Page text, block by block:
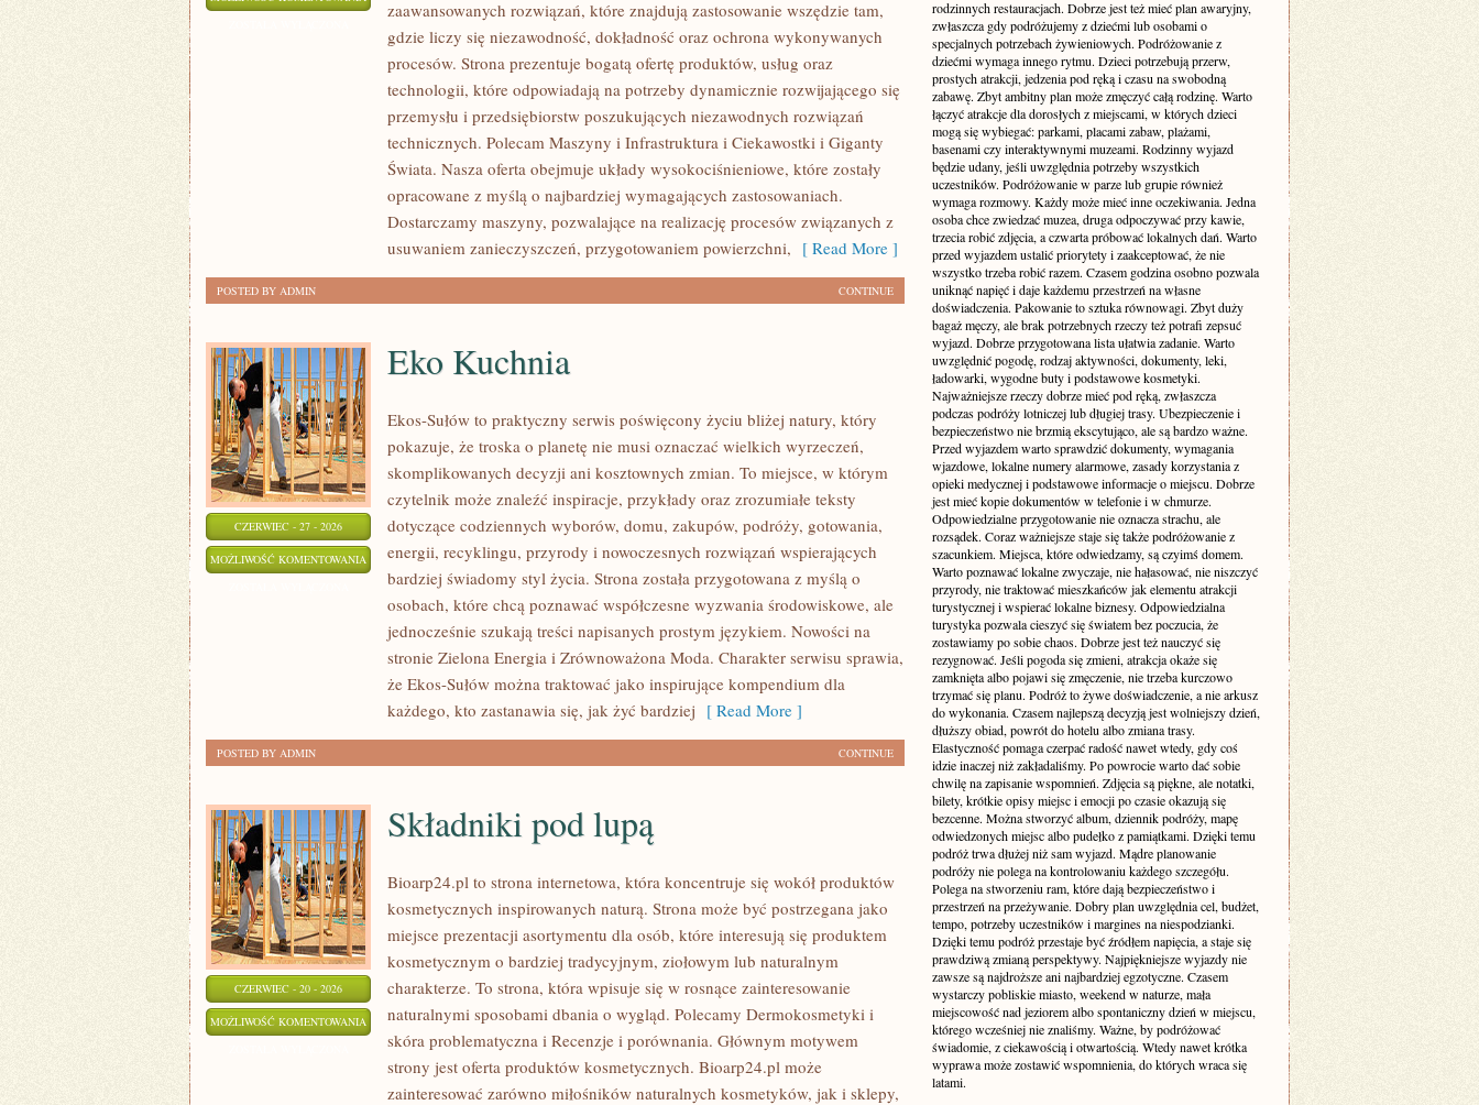
ZRÓWNOWAŻONY
zaawansowanych rozwiązań, które znajdują zastosowanie wszędzie tam,
gdzie liczy się niezawodność, dokładność oraz ochrona wykonywanych
procesów. Strona prezentuje bogatą ofertę produktów, usług oraz
technologii, które odpowiadają na potrzeby dynamicznie rozwijającego się
przemysłu i przedsiębiorstw poszukujących niezawodnych rozwiązań
technicznych. Polecam Maszyny i Infrastruktura i Ciekawostki i Giganty
Świata. Nasza oferta obejmuje układy wysokociśnieniowe, które zostały
opracowane z myślą o najbardziej wymagających zastosowaniach.
Dostarczamy maszyny, pozwalające na realizację procesów związanych z
usuwaniem zanieczyszczeń, przygotowaniem powierzchni, [ Read More ]
CONTINUE
POSTED BY ADMIN
CZERWIEC - 27 - 2026
MOŻLIWOŚĆ KOMENTOWANIA
KUCHNIA
Eko Kuchnia
Ekos-Sułów to praktyczny serwis poświęcony życiu bliżej natury, który
pokazuje, że troska o planetę nie musi oznaczać wielkich wyrzeczeń,
skomplikowanych decyzji ani kosztownych zmian. To miejsce, w którym
czytelnik może znaleźć inspiracje, przykłady oraz zrozumiałe teksty
dotyczące codziennych wyborów, domu, zakupów, podróży, gotowania,
energii, recyklingu, przyrody i nowoczesnych rozwiązań wspierających
bardziej świadomy styl życia. Strona została przygotowana z myślą o
osobach, które chcą poznawać współczesne wyzwania środowiskowe, ale
jednocześnie szukają treści napisanych prostym językiem. Nowości na
stronie Zielona Energia i Zrównoważona Moda. Charakter serwisu sprawia,
że Ekos-Sułów można traktować jako inspirujące kompendium dla
każdego, kto zastanawia się, jak żyć bardziej [ Read More ]
CONTINUE
POSTED BY ADMIN
CZERWIEC - 20 - 2026
MOŻLIWOŚĆ KOMENTOWANIA SKŁADNIKI
LUPĄ
Składniki pod lupą
Bioarp24.pl to strona internetowa, która koncentruje się wokół produktów
kosmetycznych inspirowanych naturą. Strona może być postrzegana jako
miejsce prezentacji asortymentu dla osób, które interesują się produktem
kosmetycznym o bardziej tradycyjnym, ziołowym lub naturalnym
charakterze. To strona, która wpisuje się w rosnące zainteresowanie
naturalnymi sposobami dbania o wygląd. Polecamy Dermokosmetyki i
skóra problematyczna i Recenzje i porównania. Głównym motywem
strony jest oferta produktów kosmetycznych. Bioarp24.pl może
zainteresować zarówno miłośników naturalnych kosmetyków, jak i sklepy,
rodzinnych restauracjach. Dobrze jest też mieć plan awaryjny,
zwłaszcza gdy podróżujemy z dziećmi lub osobami o
specjalnych potrzebach żywieniowych. Podróżowanie z
dziećmi wymaga innego rytmu. Dzieci potrzebują przerw,
prostych atrakcji, jedzenia pod ręką i czasu na swobodną
zabawę. Zbyt ambitny plan może zmęczyć całą rodzinę. Warto
łączyć atrakcje dla dorosłych z miejscami, w których dzieci
mogą się wybiegać: parkami, placami zabaw, plażami,
basenami czy interaktywnymi muzeami. Rodzinny wyjazd
będzie udany, jeśli uwzględnia potrzeby wszystkich
uczestników. Podróżowanie w parze lub grupie również
wymaga rozmowy. Każdy może mieć inne oczekiwania. Jedna
osoba chce zwiedzać muzea, druga odpoczywać przy kawie,
trzecia robić zdjęcia, a czwarta próbować lokalnych dań. Warto
przed wyjazdem ustalić priorytety i zaakceptować, że nie
wszystko trzeba robić razem. Czasem godzina osobno pozwala
uniknąć napięć i daje każdemu przestrzeń na własne
doświadczenia. Pakowanie to sztuka równowagi. Zbyt duży
bagaż męczy, ale brak potrzebnych rzeczy też potrafi zepsuć
wyjazd. Dobrze przygotowana lista ułatwia zadanie. Warto
uwzględnić pogodę, rodzaj aktywności, dokumenty, leki,
ładowarki, wygodne buty i podstawowe kosmetyki.
Najważniejsze rzeczy dobrze mieć pod ręką, zwłaszcza
podczas podróży lotniczej lub długiej trasy. Ubezpieczenie i
bezpieczeństwo nie brzmią ekscytująco, ale są bardzo ważne.
Przed wyjazdem warto sprawdzić dokumenty, wymagania
wjazdowe, lokalne numery alarmowe, zasady korzystania z
opieki medycznej i podstawowe informacje o miejscu. Dobrze
jest mieć kopie dokumentów w telefonie i w chmurze.
Odpowiedzialne przygotowanie nie oznacza strachu, ale
rozsądek. Coraz ważniejsze staje się także podróżowanie z
szacunkiem. Miejsca, które odwiedzamy, są czyimś domem.
Warto poznawać lokalne zwyczaje, nie hałasować, nie niszczyć
przyrody, nie traktować mieszkańców jak elementu atrakcji
turystycznej i wspierać lokalne biznesy. Odpowiedzialna
turystyka pozwala cieszyć się światem bez poczucia, że
zostawiamy po sobie chaos. Dobrze jest też nauczyć się
rezygnować. Jeśli pogoda się zmieni, atrakcja okaże się
zamknięta albo pojawi się zmęczenie, nie trzeba kurczowo
trzymać się planu. Podróż to żywe doświadczenie, a nie arkusz
do wykonania. Czasem najlepszą decyzją jest wolniejszy dzień,
dłuższy obiad, powrót do hotelu albo zmiana trasy.
Elastyczność pomaga czerpać radość nawet wtedy, gdy coś
idzie inaczej niż zakładaliśmy. Po powrocie warto dać sobie
chwilę na zapisanie wspomnień. Zdjęcia są piękne, ale notatki,
bilety, krótkie opisy miejsc i emocji po czasie okazują się
bezcenne. Można stworzyć album, dziennik podróży, mapę
odwiedzonych miejsc albo pudełko z pamiątkami. Dzięki temu
podróż trwa dłużej niż sam wyjazd. Mądre planowanie
podróży nie polega na kontrolowaniu każdego szczegółu.
Polega na stworzeniu ram, które dają bezpieczeństwo i
przestrzeń na przeżywanie. Dobry plan uwzględnia cel, budżet,
tempo, potrzeby uczestników i margines na niespodzianki.
Dzięki temu podróż przestaje być źródłem napięcia, a staje się
prawdziwą zmianą perspektywy. Najpiękniejsze wyjazdy nie
zawsze są najdroższe ani najbardziej egzotyczne. Czasem
wystarczy pobliskie miasto, weekend w naturze, mała
miejscowość nad jeziorem albo spontaniczny dzień w miejscu,
którego wcześniej nie znaliśmy. Ważne, by podróżować
świadomie, z ciekawością i otwartością. Wtedy nawet krótka
wyprawa może zostawić wspomnienia, do których wraca się
latami.